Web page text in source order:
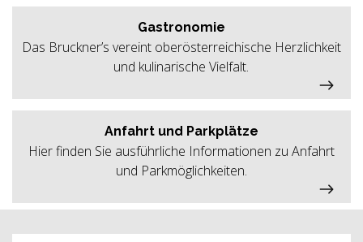
Gastronomie
Das Bruckner’s vereint oberösterreichische Herzlichkeit
und kulinarische Vielfalt.
Anfahrt und Parkplätze
Hier finden Sie ausführliche Informationen zu Anfahrt
und Parkmöglichkeiten.